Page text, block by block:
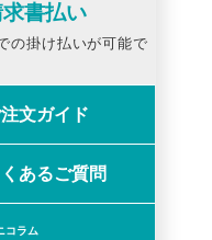
書払い
の掛け払いが可能で
文ガイド
あるご質問
コラム